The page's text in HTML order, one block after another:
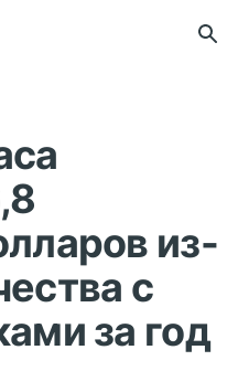
из-
с
за год